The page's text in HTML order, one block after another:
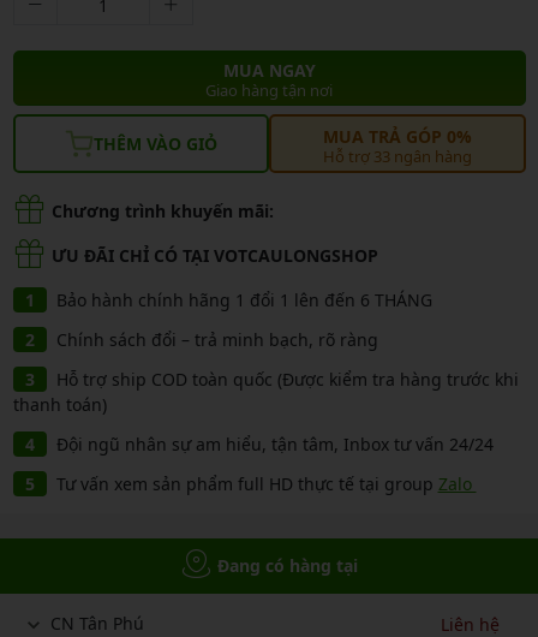
MUA NGAY
Giao hàng tận nơi
THÊM VÀO GIỎ MUA TRẢ GÓP 0%
Hỗ trợ 33 ngân hàng
Chương trình khuyến mãi:
ƯU ĐÃI CHỈ CÓ TẠI VOTCAULONGSHOP
Bảo hành chính hãng 1 đổi 1 lên đến 6 THÁNG
Chính sách đổi – trả minh bạch, rõ ràng
Hỗ trợ ship COD toàn quốc (Được kiểm tra hàng trước khi
thanh toán)
Đội ngũ nhân sự am hiểu, tận tâm, Inbox tư vấn 24/24
Tư vấn xem sản phẩm full HD thực tế tại group Zalo
Đang có hàng tại
CN Tân Phú Liên hệ